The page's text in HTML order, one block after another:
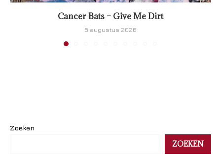
Cancer Bats – Give Me Dirt
5 augustus 2026
Zoeken
ZOEKEN